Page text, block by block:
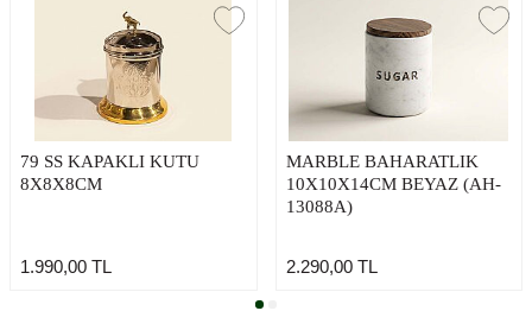
79 SS KAPAKLI KUTU
8X8X8CM
1.990,00 TL
MARBLE BAHARATLIK
10X10X14CM BEYAZ (AH-
13088A)
2.290,00TL